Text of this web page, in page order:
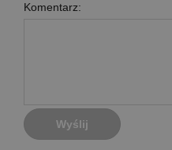
Komentarz:
Wyślij